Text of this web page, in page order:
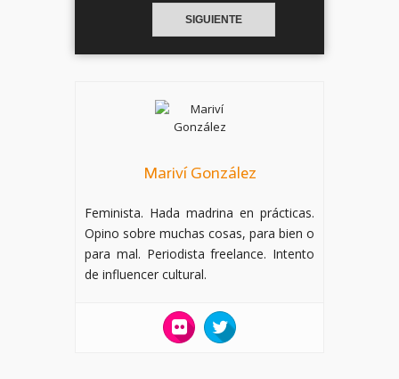
SIGUIENTE
Mariví González
Feminista. Hada madrina en prácticas.
Opino sobre muchas cosas, para bien o
para mal. Periodista freelance. Intento
de influencer cultural.